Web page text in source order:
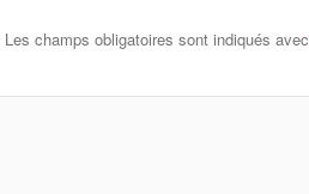
Les champs obligatoires sont indiqués avec